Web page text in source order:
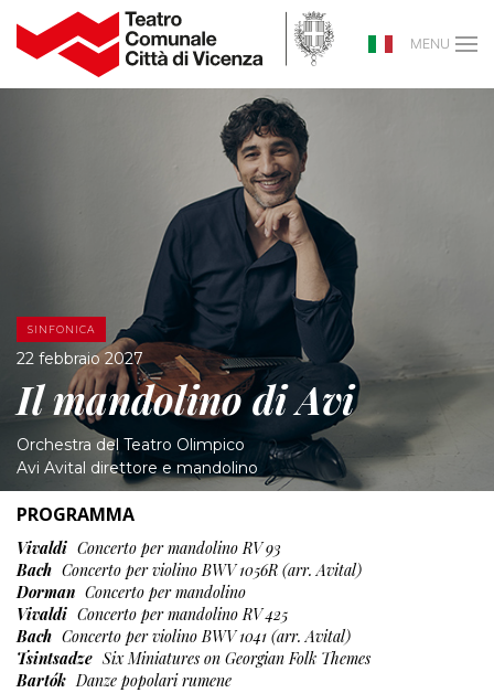
MENU
SINFONICA
22 febbraio 2027
Il mandolino di Avi
Orchestra del Teatro Olimpico
Avi Avital direttore e mandolino
PROGRAMMA
Vivaldi Concerto per mandolino RV 93
Bach Concerto per violino BWV 1056R (arr. Avital)
Dorman Concerto per mandolino
Vivaldi Concerto per mandolino RV 425
Bach Concerto per violino BWV 1041 (arr. Avital)
Tsintsadze Six Miniatures on Georgian Folk Themes
Bartók Danze popolari rumene